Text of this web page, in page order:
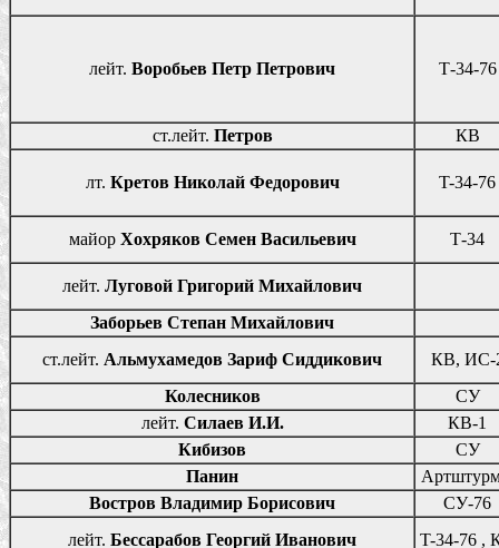
лейт. Воробьев Петр Петрович Т-34-76
ст.лейт. Петров КВ
лт. Кретов Николай Федорович T-34-76
майор Хохряков Семен Васильевич Т-34
лейт. Луговой Григорий Михайлович
Заборьев Степан Михайлович
ст.лейт. Альмухамедов Зариф Сиддикович
КВ, ИС-
Колесников
СУ
лейт. Силаев И.И.
КВ-1
Кибизов
СУ
Панин
Востров Владимир Борисович
СУ-76
лейт. Бессарабов Георгий Иванович T-34-76 ,